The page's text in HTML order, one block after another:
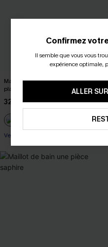
Maillot de bain une pièce noir ventre
plat bretelle ajustable
32,00 €
Ventre plat
Confirmez
Il semble que vous vous
expérience optimale,
ALLER